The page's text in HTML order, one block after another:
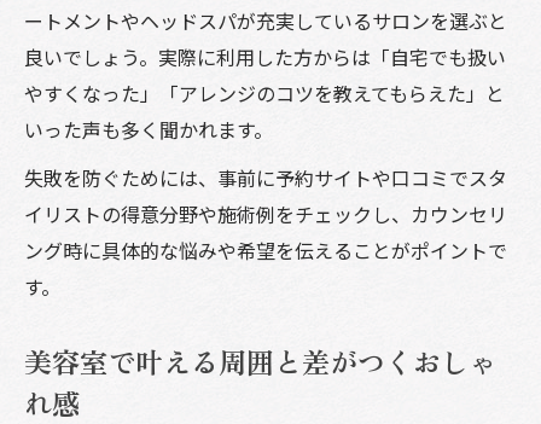
ートメントやヘッドスパが充実しているサロンを選ぶと
良いでしょう。実際に利用した方からは「自宅でも扱い
やすくなった」「アレンジのコツを教えてもらえた」と
いった声も多く聞かれます。
失敗を防ぐためには、事前に予約サイトや口コミでスタ
イリストの得意分野や施術例をチェックし、カウンセリ
ング時に具体的な悩みや希望を伝えることがポイントで
す。
美容室で叶える周囲と差がつくおしゃ
れ感